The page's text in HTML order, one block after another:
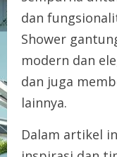
dan
Shower
modern dan
dan juga
lainnya.
Dalam artikel